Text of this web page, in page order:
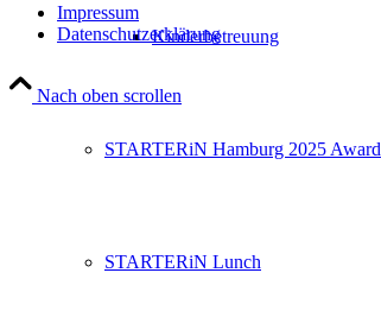
Kinderbetreuung
STARTERiN Hamburg 2025 Award
STARTERiN Lunch
Impressum
Datenschutzerklärung
Nach oben scrollen